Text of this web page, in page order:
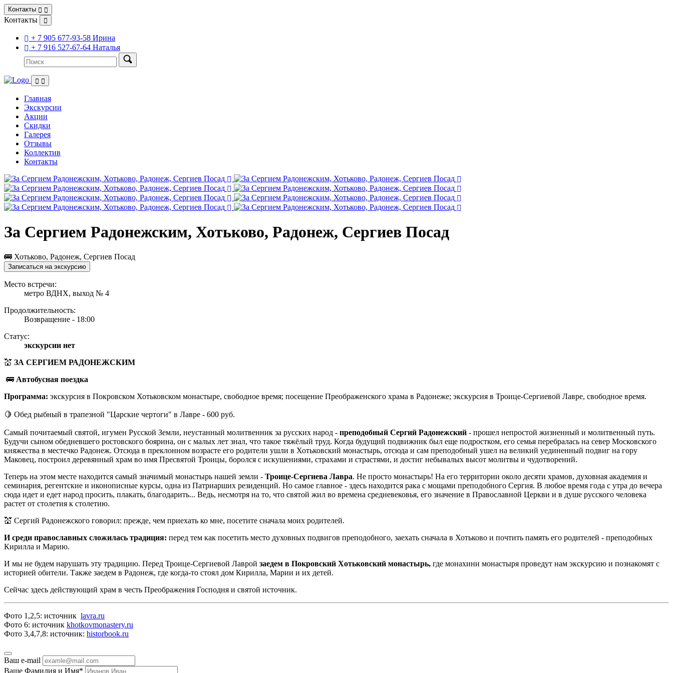
Контакты
Контакты
+ 7 905 677-93-58 Ирина
+ 7 916 527-67-64 Наталья
Главная
Экскурсии
Акции
Скидки
Галерея
Отзывы
Коллектив
Контакты
За Сергием Радонежским, Хотьково, Радонеж, Сергиев Посад
🚌 Хотьково, Радонеж, Сергиев Посад
Записаться на экскурсию
Место встречи:
метро ВДНХ, выход № 4
Продолжительность:
Возвращение - 18:00
Статус:
экскурсии нет
💒 ЗА СЕРГИЕМ РАДОНЕЖСКИМ
🚌 Автобусная поездка
Программа: экскурсия в Покровском Хотьковском монастыре, свободное время; посещение Преображенского храма в Радонеже; экскурсия в Троице-Сергиевой Лавре, свободное время.
🍋 Обед рыбный в трапезной "Царские чертоги" в Лавре - 600 руб.
Самый почитаемый святой, игумен Русской Земли, неустанный молитвенник за русских народ - преподобный Сергий Радонежский - прошел непростой жизненный и молитвенный путь.
Будучи сыном обедневшего ростовского боярина, он с малых лет знал, что такое тяжёлый труд. Когда будущий подвижник был еще подростком, его семья перебралась на север Московского
княжества в местечко Радонеж. Отсюда в преклонном возрасте его родители ушли в Хотьковский монастырь, отсюда и сам преподобный ушел на великий уединенный подвиг на гору
Маковец, построил деревянный храм во имя Пресвятой Троицы, боролся с искушениями, страхами и страстями, и достиг небывалых высот молитвы и чудотворений.
Теперь на этом месте находится самый значимый монастырь нашей земли - Троице-Сергиева Лавра. Не просто монастырь! На его территории около десяти храмов, духовная академия и
семинария, регентские и иконописные курсы, одна из Патриарших резиденций. Но самое главное - здесь находится рака с мощами преподобного Сергия. В любое время года с утра до вечера
сюда идет и едет народ просить, плакать, благодарить... Ведь, несмотря на то, что святой жил во времена средневековья, его значение в Православной Церкви и в душе русского человека
растет от столетия к столетию.
💒 Сергий Радонежского говорил: прежде, чем приехать ко мне, посетите сначала моих родителей.
И среди православных сложилась традиция: перед тем как посетить место духовных подвигов преподобного, заехать сначала в Хотьково и почтить память его родителей - преподобных
Кирилла и Марию.
И мы не будем нарушать эту традицию. Перед Троице-Сергиевой Лаврой заедем в Покровский Хотьковский монастырь, где монахини монастыря проведут нам экскурсию и познакомят с
историей обители. Также заедем в Радонеж, где когда-то стоял дом Кирилла, Марии и их детей.
Сейчас здесь действующий храм в честь Преображения Господня и святой источник.
Фото 1,2,5: источник lavra.ru
Фото 6: источник khotkovmonastery.ru
Фото 3,4,7,8: источник: historbook.ru
Ваш e-mail
Ваше Фамилия и Имя*